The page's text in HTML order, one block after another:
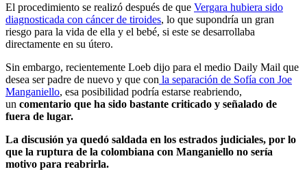
El procedimiento se realizó después de que Vergara hubiera sido
diagnosticada con cáncer de tiroides, lo que supondría un gran
riesgo para la vida de ella y el bebé, si este se desarrollaba
directamente en su útero.
Sin embargo, recientemente Loeb dijo para el medio Daily Mail que
desea ser padre de nuevo y que con la separación de Sofía con Joe
Manganiello, esa posibilidad podría estarse reabriendo,
un comentario que ha sido bastante criticado y señalado de
fuera de lugar.
La discusión ya quedó saldada en los estrados judiciales, por lo
que la ruptura de la colombiana con Manganiello no sería
motivo para reabrirla.